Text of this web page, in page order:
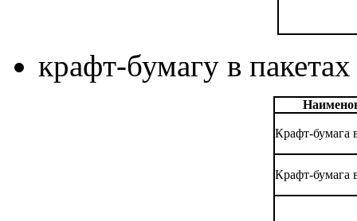
крафт-бумагу в
Крафт-бумага
Крафт-бумага